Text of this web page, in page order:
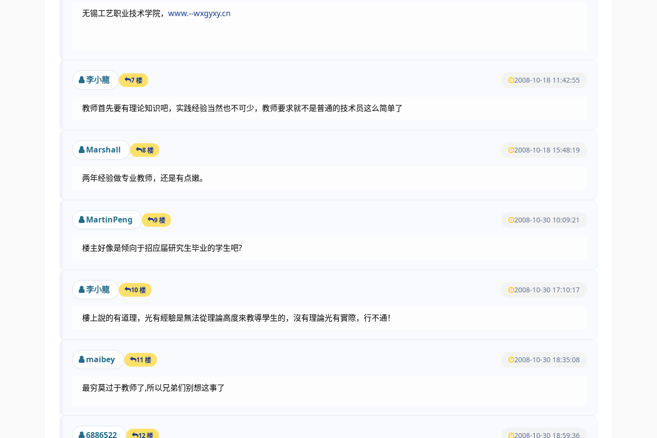
无锡工艺职业技术学院， www.--wxgyxy.cn
李小龍 7 楼 2008-10-18 11:42:55
教师首先要有理论知识吧，实践经验当然也不可少，教师要求就不是普通的技术员这么简单了
Marshall 8 楼 2008-10-18 15:48:19
两年经验做专业教师，还是有点嫩。
MartinPeng 9 楼 2008-10-30 10:09:21
楼主好像是倾向于招应届研究生毕业的学生吧?
李小龍 10 楼 2008-10-30 17:10:17
樓上說的有道理，光有經驗是無法從理論高度來教導學生的，沒有理論光有實際，行不通！
maibey 11 楼 2008-10-30 18:35:08
最穷莫过于教师了,所以兄弟们别想这事了
6886522 12 楼 2008-10-30 18:59:36